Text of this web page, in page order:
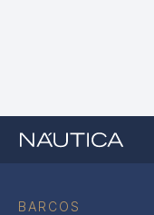
BARCOS